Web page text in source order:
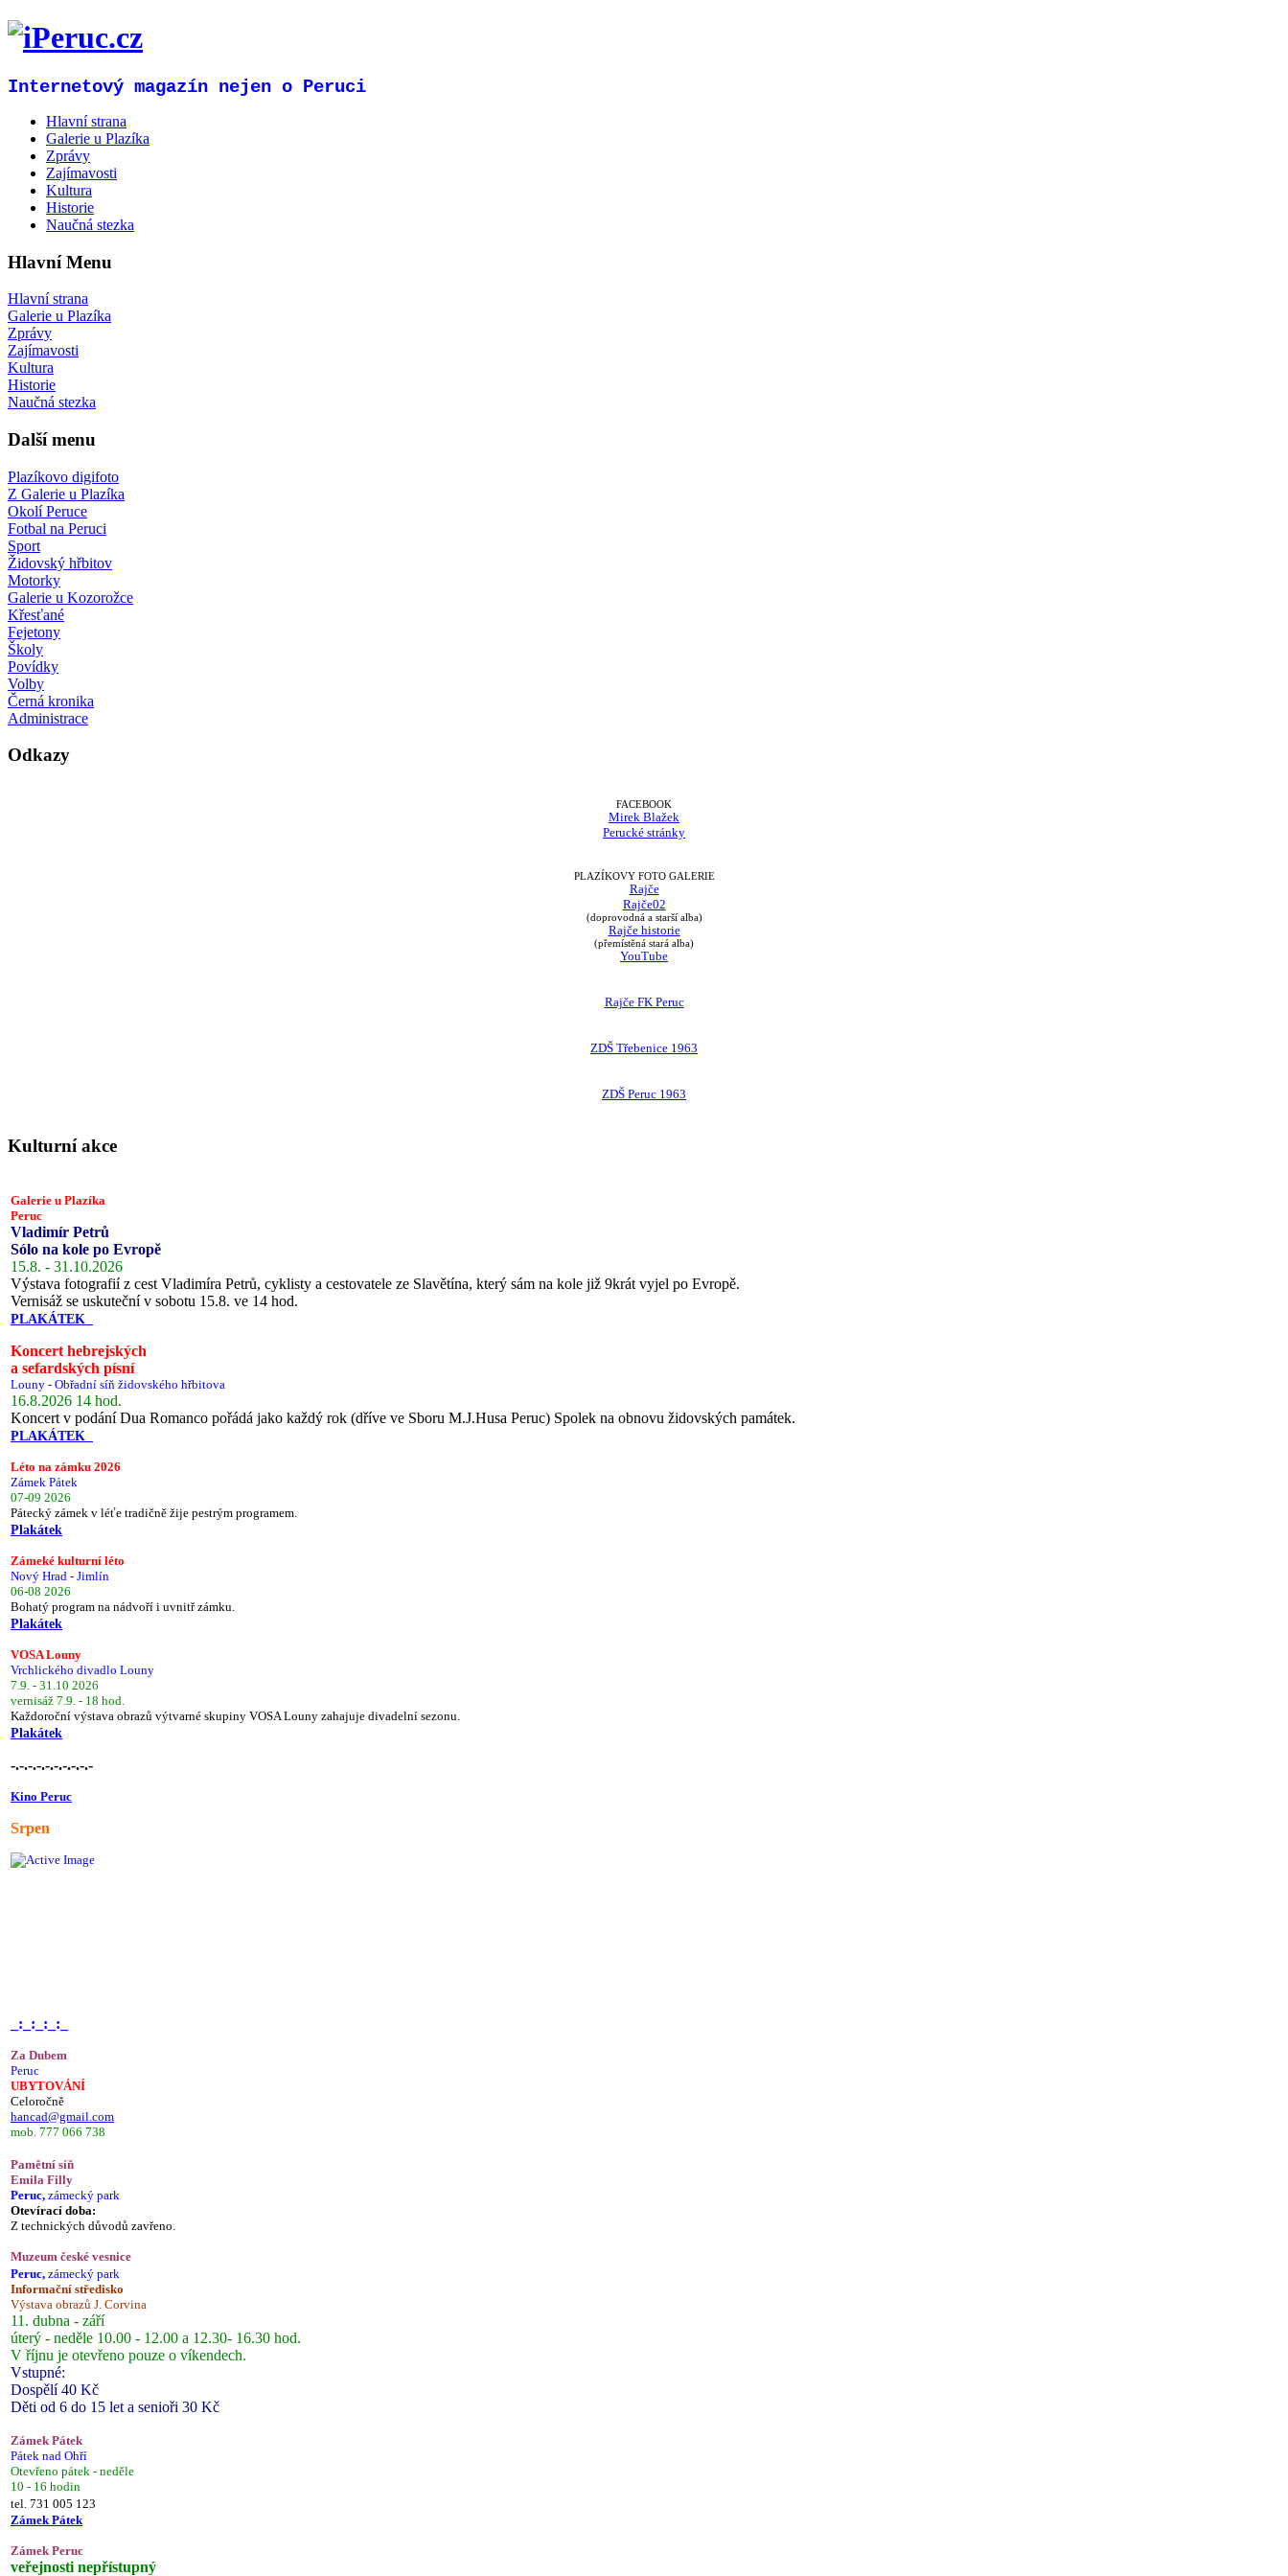
Internetový magazín nejen o Peruci
Hlavní strana
Galerie u Plazíka
Zprávy
Zajímavosti
Kultura
Historie
Naučná stezka
Hlavní Menu
Hlavní strana
Galerie u Plazíka
Zprávy
Zajímavosti
Kultura
Historie
Naučná stezka
Další menu
Plazíkovo digifoto
Z Galerie u Plazíka
Okolí Peruce
Fotbal na Peruci
Sport
Židovský hřbitov
Motorky
Galerie u Kozorožce
Křesťané
Fejetony
Školy
Povídky
Volby
Černá kronika
Administrace
Odkazy
FACEBOOK
Mirek Blažek
Perucké stránky
PLAZÍKOVY FOTO GALERIE
Rajče
Rajče02
(doprovodná a starší alba)
Rajče historie
(přemístěná stará alba)
YouTube
Rajče FK Peruc
ZDŠ Třebenice 1963
ZDŠ Peruc 1963
Kulturní akce
Galerie u Plazíka
Peruc
Vladimír Petrů
Sólo na kole po Evropě
15.8. - 31.10.2026
Výstava fotografií z cest Vladimíra Petrů, cyklisty a cestovatele ze Slavětína, který sám na kole již 9krát vyjel po Evropě.
Vernisáž se uskuteční v sobotu 15.8. ve 14 hod.
PLAKÁTEK
Koncert hebrejských
a sefardských písní
Louny - Obřadní síň židovského hřbitova
16.8.2026 14 hod.
Koncert v podání Dua Romanco pořádá jako každý rok (dříve ve Sboru M.J.Husa Peruc) Spolek na obnovu židovských památek.
PLAKÁTEK
Léto na zámku 2026
Zámek Pátek
07-09 2026
Pátecký zámek v léťe tradičně žije pestrým programem.
Plakátek
Zámeké kulturní léto
Nový Hrad - Jimlín
06-08 2026
Bohatý program na nádvoří i uvnitř zámku.
Plakátek
VOSA Louny
Vrchlického divadlo Louny
7.9. - 31.10 2026
vernisáž 7.9. - 18 hod.
Každoroční výstava obrazů výtvarné skupiny VOSA Louny zahajuje divadelní sezonu.
Plakátek
-.-.-.-.-.-.-.-.-.-
Kino Peruc
Srpen
_:_:_:_:_
Za Dubem
Peruc
UBYTOVÁNÍ
Celoročně
hancad@gmail.com
mob. 777 066 738
Pamětní síň
Emila Filly
Peruc, zámecký park
Otevírací doba:
Z technických důvodů zavřeno.
Muzeum české vesnice
Peruc, zámecký park
Informační středisko
Výstava obrazů J. Corvina
11. dubna - září
úterý - neděle 10.00 - 12.00 a 12.30- 16.30 hod.
V říjnu je otevřeno pouze o víkendech.
Vstupné:
Dospělí 40 Kč
Děti od 6 do 15 let a senioři 30 Kč
Zámek Pátek
Pátek nad Ohří
Otevřeno pátek - neděle
10 - 16 hodin
tel. 731 005 123
Zámek Pátek
Zámek Peruc
veřejnosti nepřístupný